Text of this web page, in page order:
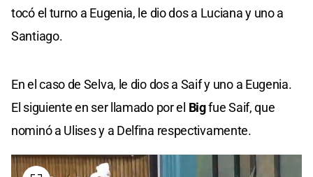
tocó el turno a Eugenia, le dio dos a Luciana y uno a
Santiago.
En el caso de Selva, le dio dos a Saif y uno a Eugenia.
El siguiente en ser llamado por el Bigfue Saif, que
nominó a Ulises y a Delfina respectivamente.